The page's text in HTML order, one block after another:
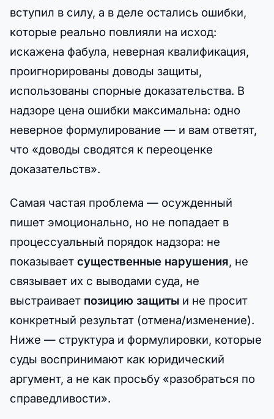
вступил в силу, а в деле остались ошибки,
которые реально повлияли на исход:
искажена фабула, неверная квалификация,
проигнорированы доводы защиты,
использованы спорные доказательства. В
надзоре цена ошибки максимальна: одно
неверное формулирование — и вам ответят,
что «доводы сводятся к переоценке
доказательств».
Самая частая проблема — осужденный
пишет эмоционально, но не попадает в
процессуальный порядок надзора: не
показывает существенные нарушения, не
связывает их с выводами суда, не
выстраивает позицию защиты и не просит
конкретный результат (отмена/изменение).
Ниже — структура и формулировки, которые
суды воспринимают как юридический
аргумент, а не как просьбу «разобраться по
справедливости».